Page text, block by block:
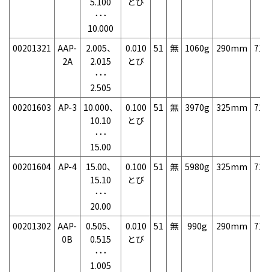
･･･
10.000
00201321 AAP-
2A
2.005、
2.015
･･･
2.505
0.010
とび
51 無 1060g 290mm
00201603 AP-3
10.000、
10.10
･･･
15.00
0.100
とび
51 無 3970g 325mm
00201604 AP-4
15.00、
15.10
･･･
20.00
0.100
とび
51 無 5980g 325mm
00201302 AAP-
0B
0.505、
0.515
･･･
1.005
0.010
とび
51 無 990g 290mm